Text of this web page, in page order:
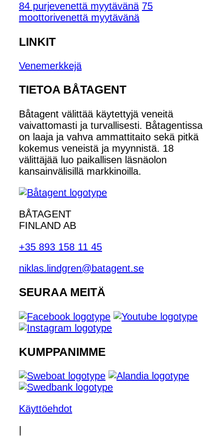
84 purjevenettä myytävänä 75
moottorivenettä myytävänä
LINKIT
Venemerkkejä
TIETOA BÅTAGENT
Båtagent välittää käytettyjä veneitä
vaivattomasti ja turvallisesti. Båtagentissa
on laaja ja vahva ammattitaito sekä pitkä
kokemus veneistä ja myynnistä. 18
välittäjää luo paikallisen läsnäolon
kansainvälisillä markkinoilla.
BÅTAGENT
FINLAND AB
+35 893 158 11 45
niklas.lindgren@batagent.se
SEURAA MEITÄ
KUMPPANIMME
Käyttöehdot